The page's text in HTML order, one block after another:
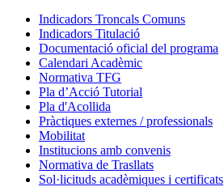
Indicadors Troncals Comuns
Indicadors Titulació
Documentació oficial del programa
Calendari Acadèmic
Normativa TFG
Pla d’Acció Tutorial
Pla d'Acollida
Pràctiques externes / professionals
Mobilitat
Institucions amb convenis
Normativa de Trasllats
Sol·licituds acadèmiques i certificats